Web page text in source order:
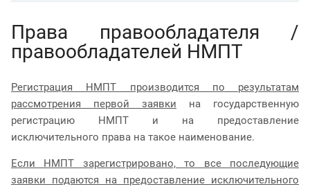
Права правообладателя /
правообладателей НМПТ
Регистрация НМПТ производится по результатам
рассмотрения первой заявки на государственную
регистрацию НМПТ и на предоставление
исключительного права на такое наименование.
Если НМПТ зарегистрировано, то все последующие
заявки подаются на предоставление исключительного